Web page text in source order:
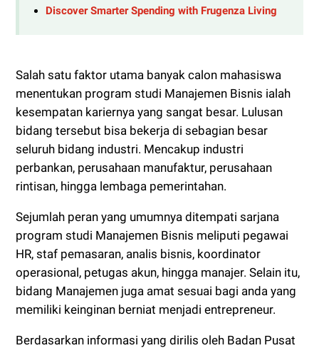
Discover Smarter Spending with Frugenza Living
Salah satu faktor utama banyak calon mahasiswa
menentukan program studi Manajemen Bisnis ialah
kesempatan kariernya yang sangat besar. Lulusan
bidang tersebut bisa bekerja di sebagian besar
seluruh bidang industri. Mencakup industri
perbankan, perusahaan manufaktur, perusahaan
rintisan, hingga lembaga pemerintahan.
Sejumlah peran yang umumnya ditempati sarjana
program studi Manajemen Bisnis meliputi pegawai
HR, staf pemasaran, analis bisnis, koordinator
operasional, petugas akun, hingga manajer. Selain itu,
bidang Manajemen juga amat sesuai bagi anda yang
memiliki keinginan berniat menjadi entrepreneur.
Berdasarkan informasi yang dirilis oleh Badan Pusat